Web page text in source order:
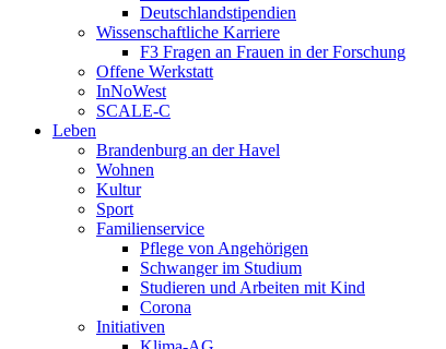
Deutschlandstipendien
Wissenschaftliche Karriere
F3 Fragen an Frauen in der Forschung
Offene Werkstatt
InNoWest
SCALE-C
Leben
Brandenburg an der Havel
Wohnen
Kultur
Sport
Familienservice
Pflege von Angehörigen
Schwanger im Studium
Studieren und Arbeiten mit Kind
Corona
Initiativen